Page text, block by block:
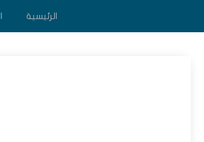
الرئيسية